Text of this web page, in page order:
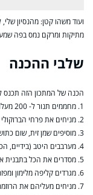
ועוד משהו קטן: מהנסיון
מתיקות ומרקם נמס בפה
שלבי ההכנה
הכנה של המתכון הזה תכנס
1. מחממים תנור ל- 200 מעלות צלזיוס (מעלף, הריח שיתפשט בבית).
2. מניחים את פרחי הברוקולי והכרובית בקערה גדולה.
3. מוסיפים שמן זית, שום כתוש, פפריקה, כמון, מלח ופלפל.
4. מערבבים היטב (בידיים, הכי כיף ומשעשעת שכחה של ילדים יכול לעשות).
5. מסדרים את הכל בתבנית אפייה מרופדת בנייר אפייה.
6. מגרדים קליפה מלימון ומפזרים באופן אחיד מעל הירקות.
7. מניחים מעליהם את הרוזמרין (או מפזרים תבלין רוזמרין).